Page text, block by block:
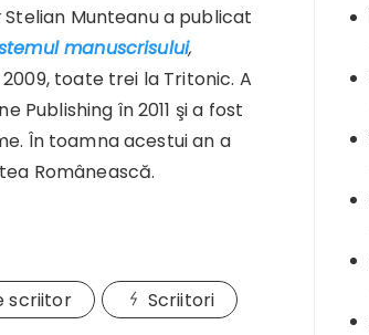
Stelian Munteanu a publicat
manuscrisului,
2009, toate trei la Tritonic. A
Publishing în 2011 şi a fost
În toamna acestui an a
Românească.
scriitor Scriitori